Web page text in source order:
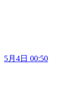
5月4日 00:50